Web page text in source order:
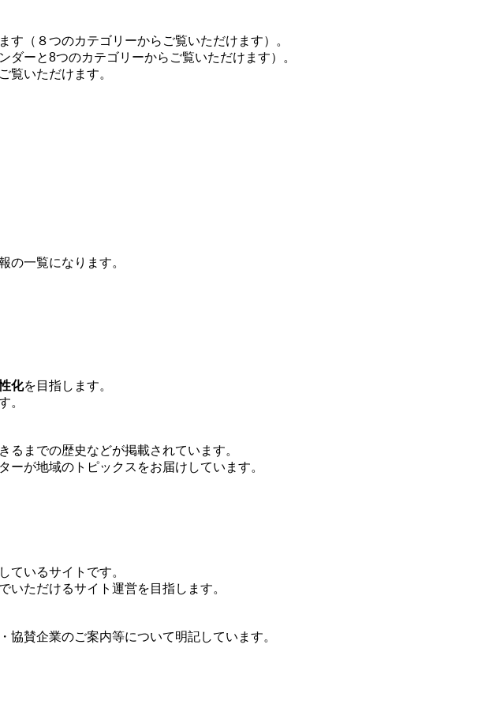
す（８つのカテゴリーからご覧いただけます）。
ダーと8つのカテゴリーからご覧いただけます）。
覧いただけます。
の一覧になります。
化を目指します。
。
るまでの歴史などが掲載されています。
ーが地域のトピックスをお届けしています。
ているサイトです。
ただけるサイト運営を目指します。
協賛企業のご案内等について明記しています。